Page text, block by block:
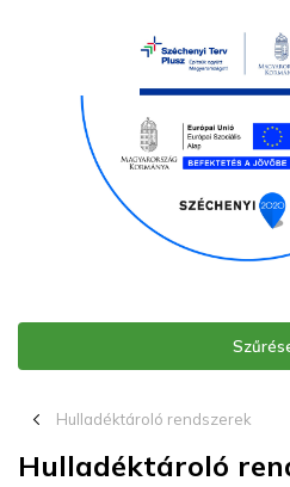
chevron_left_16 Hulladéktároló rendszerek
Hulladéktároló